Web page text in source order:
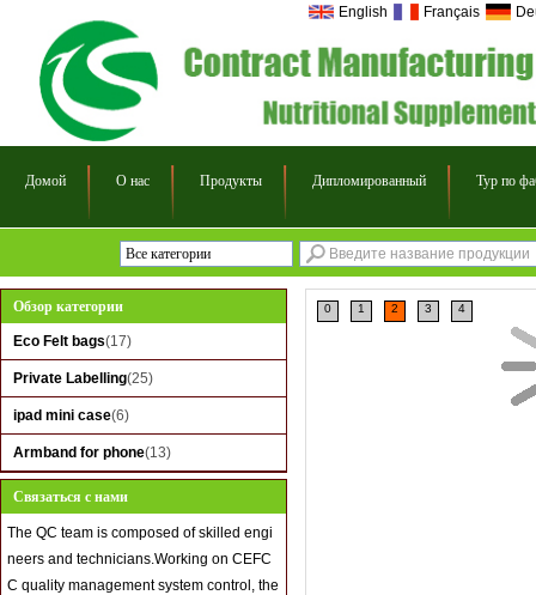
English Français
Домой О нас Продукты Дипломированный Тур по
Все категории
ipad mini case
Armband for phone
Обзор категории
Eco Felt bags(17)
Private Labelling(25)
ipad mini case(6)
Armband for phone(13)
Связаться с нами
The QC team is composed of skilled engi
neers and technicians.Working on CEFC
C quality management system control, the
0 1 2 3 4